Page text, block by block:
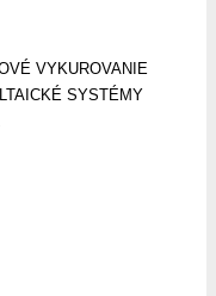
VYKUROVANIE
SYSTÉMY